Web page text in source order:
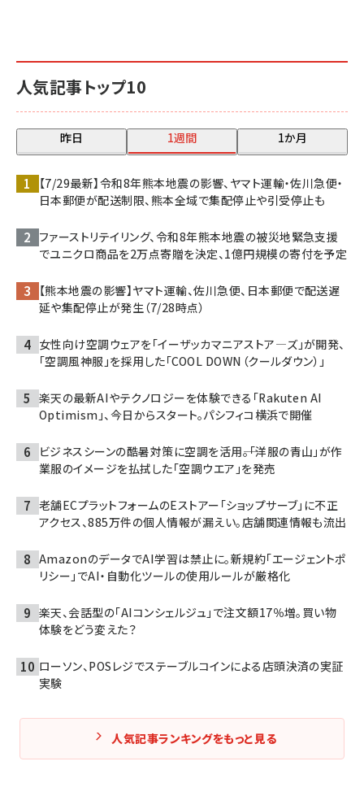
人気記事トップ10
昨日 1週間 1か月
【7/29最新】令和8年熊本地震の影響、ヤマト運輸・佐川急便・
日本郵便が配送制限、熊本全域で集配停止や引受停止も
ファーストリテイリング、令和8年熊本地震の被災地緊急支援
でユニクロ商品を2万点寄贈を決定、1億円規模の寄付を予定
【熊本地震の影響】ヤマト運輸、佐川急便、日本郵便で配送遅
延や集配停止が発生（7/28時点）
女性向け空調ウェアを「イーザッカマニアストア―ズ」が開発、
「空調風神服」を採用した「COOL DOWN（クールダウン）」
楽天の最新AIやテクノロジーを体験できる「Rakuten AI
Optimism」、今日からスタート。パシフィコ横浜で開催
ビジネスシーンの酷暑対策に空調を活用――。「洋服の青山」が作
業服のイメージを払拭した「空調ウエア」を発売
老舗ECプラットフォームのEストアー「ショップサーブ」に不正
アクセス、885万件の個人情報が漏えい。店舗関連情報も流出
AmazonのデータでAI学習は禁止に。新規約「エージェントポ
リシー」でAI・自動化ツールの使用ルールが厳格化
楽天、会話型の「AIコンシェルジュ」で注文額17％増。買い物
体験をどう変えた？
ローソン、POSレジでステーブルコインによる店頭決済の実証
実験
人気記事ランキングをもっと見る